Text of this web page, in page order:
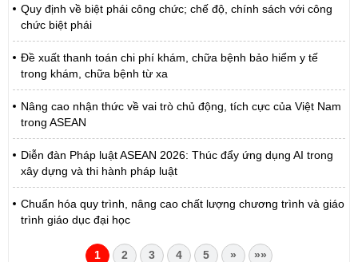
Quy định về biệt phái công chức; chế độ, chính sách với công
chức biệt phái
Đề xuất thanh toán chi phí khám, chữa bệnh bảo hiểm y tế
trong khám, chữa bệnh từ xa
Nâng cao nhận thức về vai trò chủ động, tích cực của Việt Nam
trong ASEAN
Diễn đàn Pháp luật ASEAN 2026: Thúc đẩy ứng dụng AI trong
xây dựng và thi hành pháp luật
Chuẩn hóa quy trình, nâng cao chất lượng chương trình và giáo
trình giáo dục đại học
1 2 3 4 5 » »»